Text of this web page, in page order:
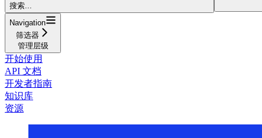
搜索...
Navigation
筛选器
管理层级
开始使用
API 文档
开发者指南
知识库
资源